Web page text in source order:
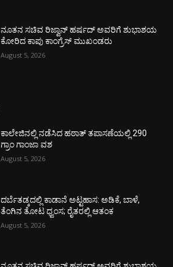
ನೂತನ ಸಚಿವ ರಿಜ್ವಾನ್ ಹರ್ಷದ್ ಅವರಿಗೆ ಶುಭಾಶಯ
ಕೋರಿದ ಕಾಪು ಕಾಂಗ್ರೆಸ್ ಮುಖಂಡರು
August 5, 2026
ಕಾಲೇಜಿನಲ್ಲಿ ನಡೆಸಿದ ಹಠಾತ್ ತಪಾಸಣೆಯಲ್ಲಿ 290
ಗ್ರಾಂ ಗಾಂಜಾ ವಶ
August 5, 2026
ದರ್ಬೆತಡ್ಕದಲ್ಲಿ ಕಾಡಾನೆ ಅಟ್ಟಹಾಸ: ಅಡಿಕೆ, ಬಾಳೆ,
ತೆಂಗಿನ ತೋಟ ಧ್ವಂಸ; ರೈತರಲ್ಲಿ ಆತಂಕ
August 5, 2026